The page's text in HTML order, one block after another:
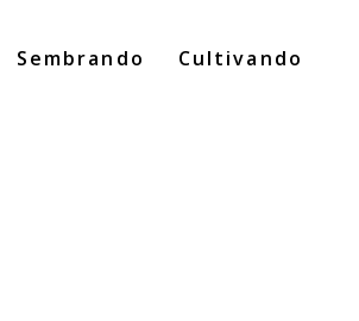
Sembrando Cultivando